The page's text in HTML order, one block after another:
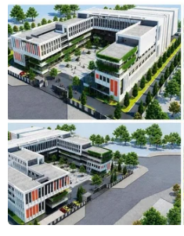
TIN CÙNG CHUYÊN
ASEAN Cup 2026:
tạo bất ngờ trước Việt Nam
10/08/2026 05:35
Cập nhật
bán kết ASEAN Cup 2026